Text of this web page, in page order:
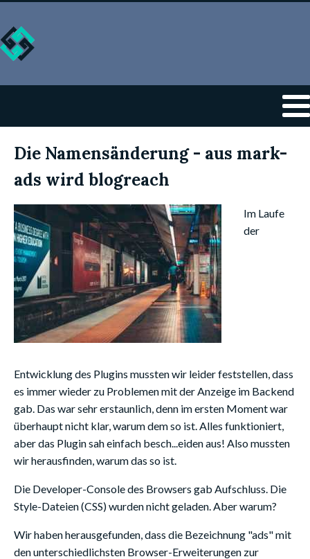
Die Namensänderung - aus mark-
ads wird blogreach
Im Laufe
der
Entwicklung des Plugins mussten wir leider feststellen, dass
es immer wieder zu Problemen mit der Anzeige im Backend
gab. Das war sehr erstaunlich, denn im ersten Moment war
überhaupt nicht klar, warum dem so ist. Alles funktioniert,
aber das Plugin sah einfach besch...eiden aus! Also mussten
wir herausfinden, warum das so ist.
Die Developer-Console des Browsers gab Aufschluss. Die
Style-Dateien (CSS) wurden nicht geladen. Aber warum?
Wir haben herausgefunden, dass die Bezeichnung "ads" mit
den unterschiedlichsten Browser-Erweiterungen zur